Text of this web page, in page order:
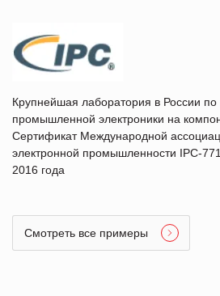
Крупнейшая лаборатория в России по
промышленной электроники на
Сертификат Международной
электронной промышленности IPC-
2016 года
Смотреть все примеры